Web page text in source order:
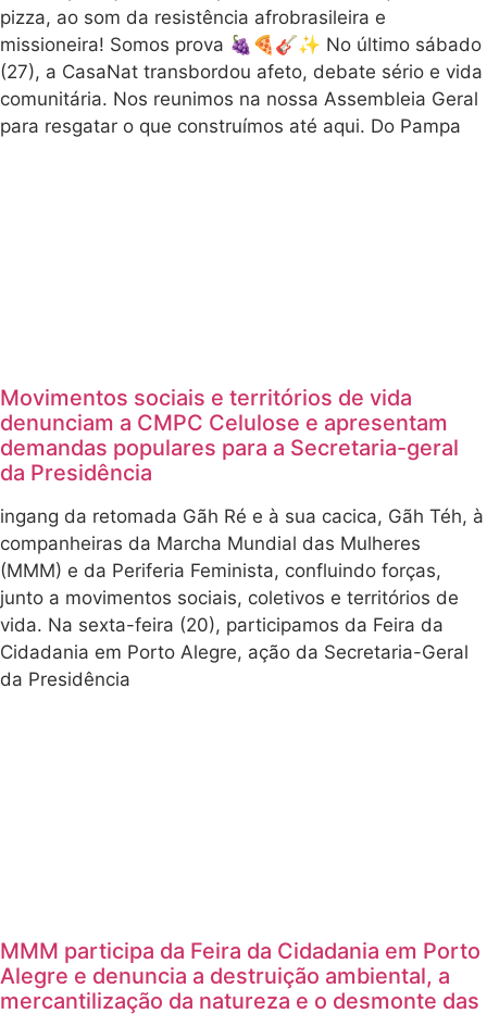
pizza, ao som da resistência afrobrasileira e
missioneira! Somos prova 🍇🍕🎸✨ No último sábado
(27), a CasaNat transbordou afeto, debate sério e vida
comunitária. Nos reunimos na nossa Assembleia Geral
para resgatar o que construímos até aqui. Do Pampa
Movimentos sociais e territórios de vida
denunciam a CMPC Celulose e apresentam
demandas populares para a Secretaria-geral
da Presidência
ingang da retomada Gãh Ré e à sua cacica, Gãh Téh, à
companheiras da Marcha Mundial das Mulheres
(MMM) e da Periferia Feminista, confluindo forças,
junto a movimentos sociais, coletivos e territórios de
vida. Na sexta-feira (20), participamos da Feira da
Cidadania em Porto Alegre, ação da Secretaria-Geral
da Presidência
MMM participa da Feira da Cidadania em Porto
Alegre e denuncia a destruição ambiental, a
mercantilização da natureza e o desmonte das